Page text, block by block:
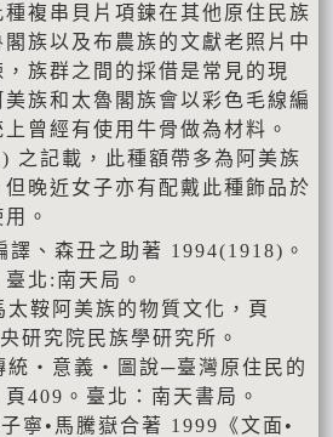
複串貝片項鍊在其他原住民族
族以及布農族的文獻老照片中
族群之間的採借是常見的現
族和太魯閣族會以彩色毛線編
曾經有使用牛骨做為材料。
之記載，此種額帶多為阿美族
晚近女子亦有配戴此種飾品於
。
譯、森丑之助著 1994(1918)。
北:南天局。
鞍阿美族的物質文化，頁
研究院民族學研究所。
統‧意義‧圖說─臺灣原住民的
409。臺北：南天書局。
寧•馬騰嶽合著 1999《文面•